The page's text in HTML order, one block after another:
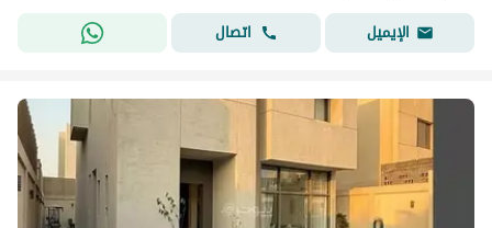
الإيميل
اتصال